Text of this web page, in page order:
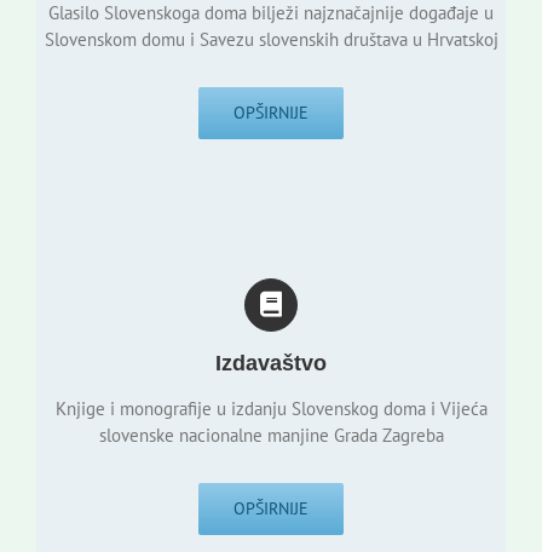
Glasilo Slovenskoga doma bilježi najznačajnije događaje u
Slovenskom domu i Savezu slovenskih društava u Hrvatskoj
OPŠIRNIJE
Izdavaštvo
Knjige i monografije u izdanju Slovenskog doma i Vijeća
slovenske nacionalne manjine Grada Zagreba
OPŠIRNIJE